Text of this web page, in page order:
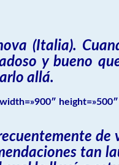
(Italia).
y bueno
allá.
tan